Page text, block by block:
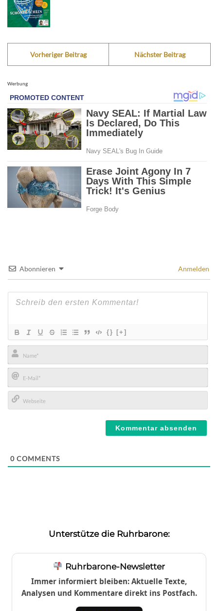
Vorheriger Beitrag Nächster Beitrag
Werbung
Abonnieren Anmelden
{} [+]
Name*
E-
Mail*
0 COMMENTS
Unterstütze die Ruhrbarone:
Ruhrbarone-Newsletter
Immer informiert bleiben: Aktuelle Texte,
Analysen und Kommentare direkt ins Postfach.